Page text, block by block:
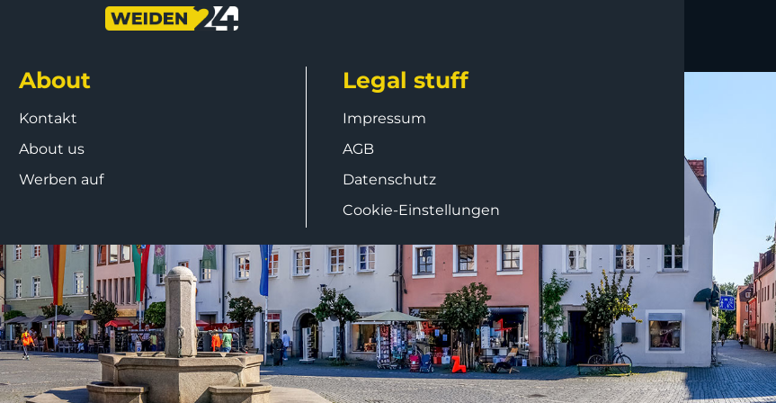
About
Kontakt
About us
Werben auf
Legal stuff
Impressum
AGB
Datenschutz
Cookie-Einstellungen